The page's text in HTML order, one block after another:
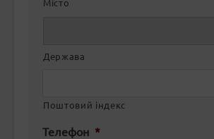
Місто
Держава
Поштовий індекс
Телефон *